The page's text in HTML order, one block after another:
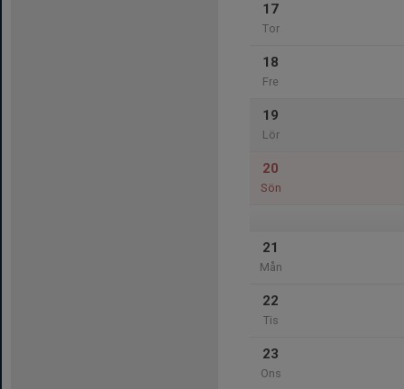
17
Tor
18
Fre
19
Lör
20
Sön
21
Mån
22
Tis
23
Ons